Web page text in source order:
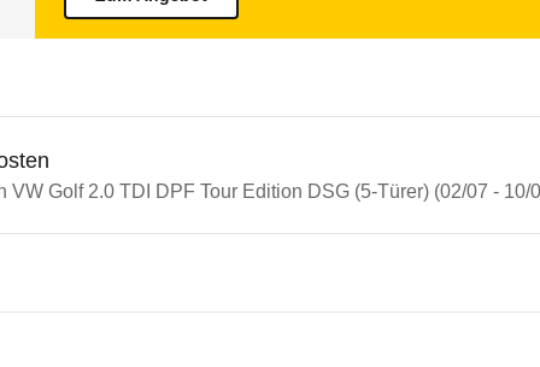
VW Golf 2.0 TDI DPF Tour Edition DSG (5-Türer) (02/07 - 10/